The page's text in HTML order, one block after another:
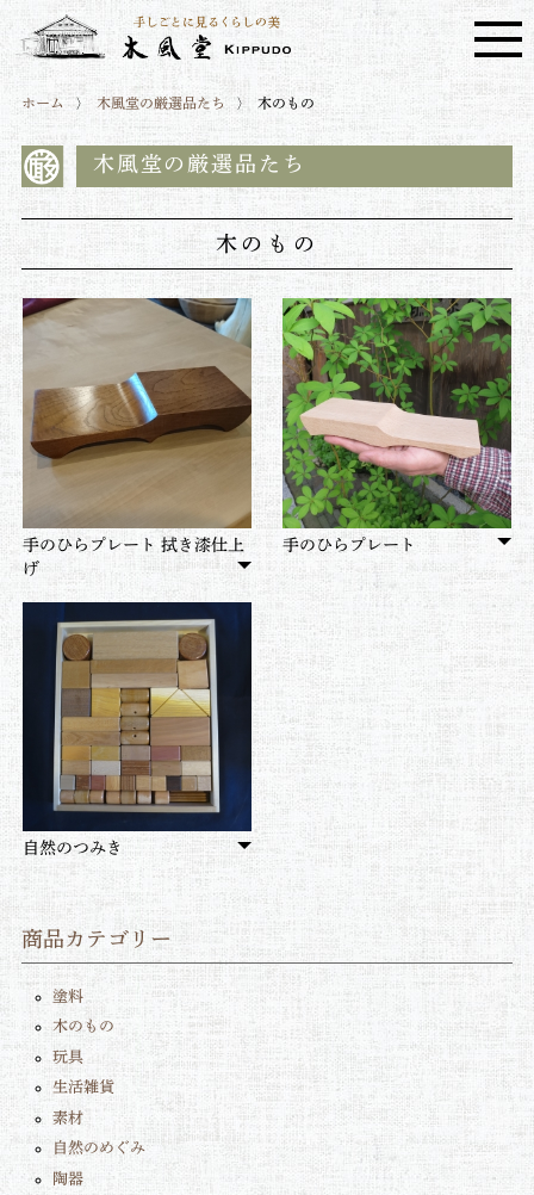
ホーム 木風堂の厳選品たち 木のもの
木風堂の厳選品たち
木のもの
手のひらプレート 拭き漆仕上
げ
手のひらプレート
自然のつみき
商品カテゴリー
塗料
木のもの
玩具
生活雑貨
素材
自然のめぐみ
陶器